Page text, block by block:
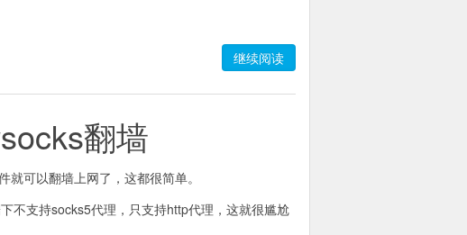
继续阅读
翻墙
可以翻墙上网了，这都很简单。
不支持socks5代理，只支持http代理，这就很尴尬